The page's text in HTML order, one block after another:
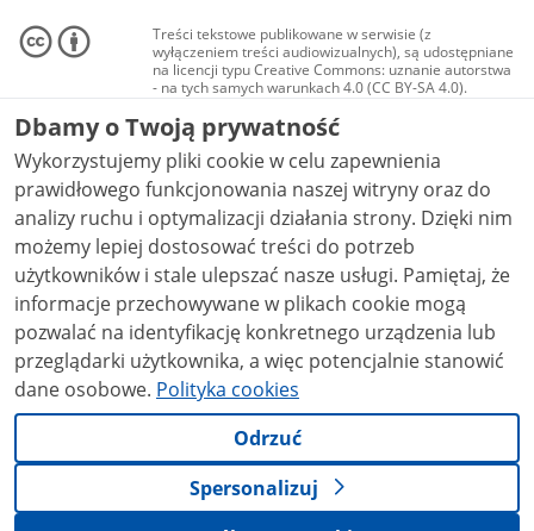
Treści tekstowe publikowane w serwisie (z
wyłączeniem treści audiowizualnych), są udostępniane
na licencji typu Creative Commons: uznanie autorstwa
- na tych samych warunkach 4.0 (CC BY-SA 4.0).
Materiały audiowizualne, w tym zdjęcia, materiały
audio i wideo, są udostępniane na licencji typu
Creative Commons: uznanie autorstwa użycie
niekomercyjne - bez utworów zależnych 4.0 (CC BY-
NC-ND 4.0), o ile nie jest to stwierdzone inaczej.
Dbamy o Twoją prywatność
Wykorzystujemy pliki cookie w celu zapewnienia
prawidłowego funkcjonowania naszej witryny oraz do
analizy ruchu i optymalizacji działania strony. Dzięki nim
możemy lepiej dostosować treści do potrzeb
użytkowników i stale ulepszać nasze usługi. Pamiętaj, że
informacje przechowywane w plikach cookie mogą
pozwalać na identyfikację konkretnego urządzenia lub
przeglądarki użytkownika, a więc potencjalnie stanowić
dane osobowe. Polityka cookies
Odrzuć
Spersonalizuj